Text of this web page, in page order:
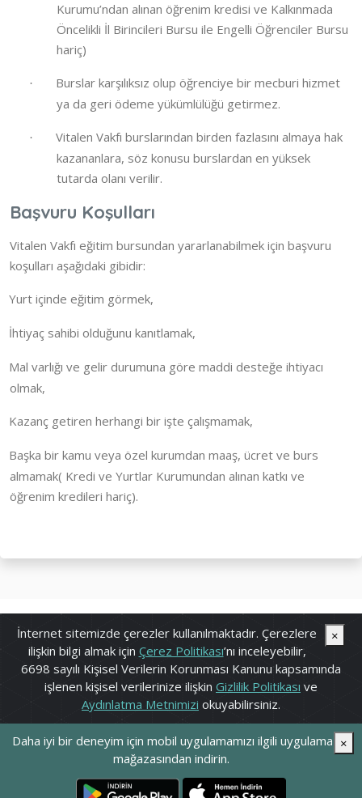
Kurumu’ndan alınan öğrenim kredisi ve Kalkınmada
Öncelikli İl Birincileri Bursu ile Engelli Öğrenciler Bursu
hariç)
·
Burslar karşılıksız olup öğrenciye bir mecburi hizmet
ya da geri ödeme yükümlülüğü getirmez.
·
Vitalen Vakfı burslarından birden fazlasını almaya hak
kazananlara, söz konusu burslardan en yüksek
tutarda olanı verilir.
Başvuru Koşulları
Vitalen Vakfı eğitim bursundan yararlanabilmek için başvuru
koşulları aşağıdaki gibidir:
Yurt içinde eğitim görmek,
İhtiyaç sahibi olduğunu kanıtlamak,
Mal varlığı ve gelir durumuna göre maddi desteğe ihtiyacı
olmak,
Kazanç getiren herhangi bir işte çalışmamak,
Başka bir kamu veya özel kurumdan maaş, ücret ve burs
almamak( Kredi ve Yurtlar Kurumundan alınan katkı ve
öğrenim kredileri hariç).
Vakfımız 29.06.2021 tarihinde kurulmuştur
Vakfımız, Cumhurbaşkanlığı 09.10.2024 tarih ve 2024/9040
×
Daha iyi bir deneyim için mobil uygulamamızı ilgili uygulama
mağazasından indirin.
×
İnternet sitemizde çerezler kullanılmaktadır. Çerezlere
ilişkin bilgi almak için Çerez Politikası’nı inceleyebilir,
6698 sayılı Kişisel Verilerin Korunması Kanunu kapsamında
işlenen kişisel verilerinize ilişkin Gizlilik Politikası ve
Aydınlatma Metnimizi okuyabilirsiniz.